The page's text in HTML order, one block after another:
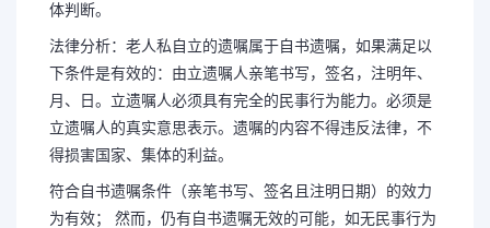
体判断。
法律分析：老人私自立的遗嘱属于自书遗嘱，如果满足以
下条件是有效的：由立遗嘱人亲笔书写，签名，注明年、
月、日。立遗嘱人必须具有完全的民事行为能力。必须是
立遗嘱人的真实意思表示。遗嘱的内容不得违反法律，不
得损害国家、集体的利益。
符合自书遗嘱条件（亲笔书写、签名且注明日期）的效力
为有效； 然而，仍有自书遗嘱无效的可能，如无民事行为
个人私下签的遗嘱有效
有效吗
简言之，只要符合法规要求，
力；然而，在出现争议时，可能需